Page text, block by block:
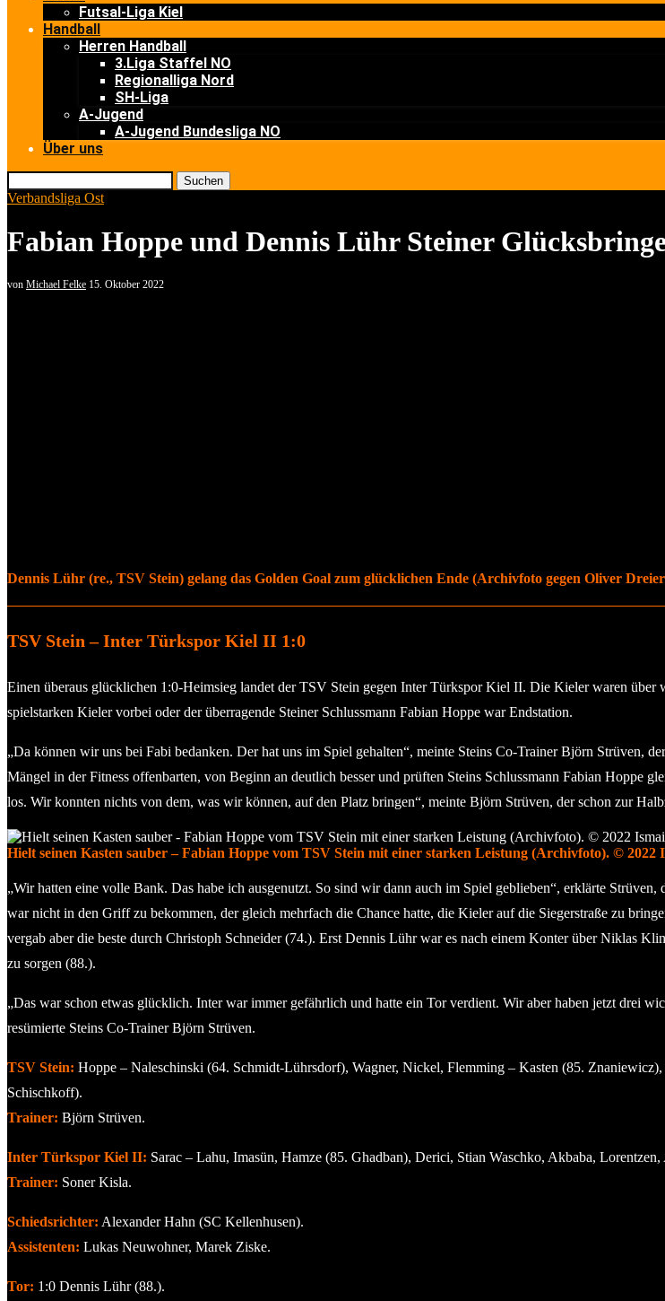
Futsal-Liga Kiel
Handball
Herren Handball
3.Liga Staffel NO
Regionalliga Nord
SH-Liga
A-Jugend
A-Jugend Bundesliga NO
Über uns
Suchen
Verbandsliga Ost
Fabian Hoppe und Dennis Lühr Steiner
von Michael Felke 15. Oktober 2022
Dennis Lühr (re., TSV Stein) gelang das Golden Goal zum glücklichen Ende (Archivfoto gegen Oliver
TSV Stein – Inter Türkspor Kiel II 1:0
Einen überaus glücklichen 1:0-Heimsieg landet der TSV Stein gegen Inter Türkspor Kiel II. Die Kieler waren über
spielstarken Kieler vorbei oder der überragende Steiner Schlussmann Fabian Hoppe war Endstation.
„Da können wir uns bei Fabi bedanken. Der hat uns im Spiel gehalten“, meinte Steins Co-Trainer Björn Strüven,
Mängel in der Fitness offenbarten, von Beginn an deutlich besser und prüften Steins Schlussmann Fabian Hoppe
los. Wir konnten nichts von dem, was wir können, auf den Platz bringen“, meinte Björn Strüven, der schon zur
Hielt seinen Kasten sauber – Fabian Hoppe vom TSV Stein mit einer starken Leistung (Archivfoto). © 2022
„Wir hatten eine volle Bank. Das habe ich ausgenutzt. So sind wir dann auch im Spiel geblieben“, erklärte
war nicht in den Griff zu bekommen, der gleich mehrfach die Chance hatte, die Kieler auf die Siegerstraße zu
vergab aber die beste durch Christoph Schneider (74.). Erst Dennis Lühr war es nach einem Konter über Niklas
zu sorgen (88.).
„Das war schon etwas glücklich. Inter war immer gefährlich und hatte ein Tor verdient. Wir aber haben jetzt drei
resümierte Steins Co-Trainer Björn Strüven.
TSV Stein: Hoppe – Naleschinski (64. Schmidt-Lührsdorf), Wagner, Nickel, Flemming – Kasten (85.
Schischkoff).
Trainer: Björn Strüven.
Inter Türkspor Kiel II: Sarac – Lahu, Imasün, Hamze (85. Ghadban), Derici, Stian Waschko, Akbaba,
Trainer: Soner Kisla.
Schiedsrichter: Alexander Hahn (SC Kellenhusen).
Assistenten: Lukas Neuwohner, Marek Ziske.
Tor: 1:0 Dennis Lühr (88.).